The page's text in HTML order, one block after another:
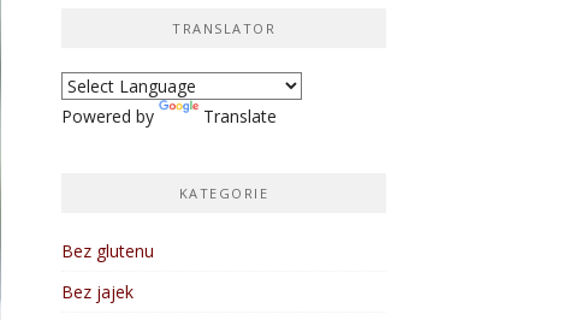
TRANSLATOR
Powered by Translate
KATEGORIE
Bez glutenu
Bez jajek